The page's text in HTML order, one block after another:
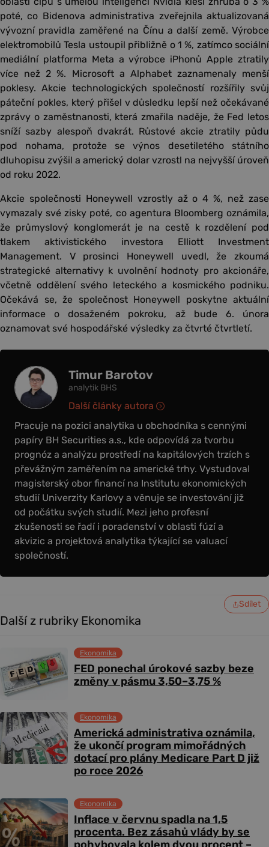
poté, co Bidenova administrativa zveřejnila aktualizovaná
vývozní pravidla zaměřené na Čínu a další země. Výrobce
elektromobilů Tesla ustoupil přibližně o 1 %, zatímco sociální
mediální platforma Meta a výrobce iPhonů Apple ztratily
více než 2 %. Microsoft a Alphabet zaznamenaly menší
poklesy. Akcie technologických společností rozšířily svůj
páteční pokles, který přišel v důsledku lepší než očekávané
zprávy o zaměstnanosti, která zmařila naděje, že Fed letos
sníží sazby alespoň dvakrát. Růstové akcie ztratily půdu
pod nohama, protože se výnos desetiletého státního
dluhopisu zvýšil a americký dolar vzrostl na nejvyšší úroveň
od roku 2022.
Akcie společnosti Honeywell vzrostly až o 4 %, než zase
vymazaly své zisky poté, co agentura Bloomberg oznámila,
že průmyslový konglomerát je na cestě k rozdělení pod
tlakem aktivistického investora Elliott Investment
Management. V prosinci Honeywell uvedl, že zkoumá
strategické alternativy k uvolnění hodnoty pro akcionáře,
včetně oddělení svého leteckého a kosmického podniku.
Očekává se, že společnost Honeywell poskytne aktuální
informace o dosaženém pokroku, až bude 6. února
oznamovat své hospodářské výsledky za čtvrté čtvrtletí.
Timur Barotov
analytik BHS
Pracuje na pozici analytika u obchodníka s cennými
papíry BH Securities a.s., kde odpovídá za tvorbu
prognóz a analýzu prostředí na kapitálových trzích s
převážným zaměřením na americké trhy. Vystudoval
magisterský obor financí na Institutu ekonomických
studií Univerzity Karlovy a věnuje se investování již
od počátku svých studií. Mezi jeho profesní
zkušenosti se řadí i poradenství v oblasti fúzí a
akvizic a projektová analytika týkající se valuací
společností.
Další články autora
Sdílet
Další z rubriky Ekonomika
FED ponechal úrokové sazby beze
změny v pásmu 3,50–3,75 %
Ekonomika
Americká administrativa oznámila,
že ukončí program mimořádných
dotací pro plány Medicare Part D již
po roce 2026
Ekonomika
Inflace v červnu spadla na 1,5
procenta. Bez zásahů vlády by se
Ekonomika